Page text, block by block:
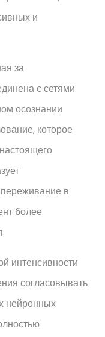
и
за
с сетями
осознании
которое
в
более
интенсивности
согласовывать
нейронных